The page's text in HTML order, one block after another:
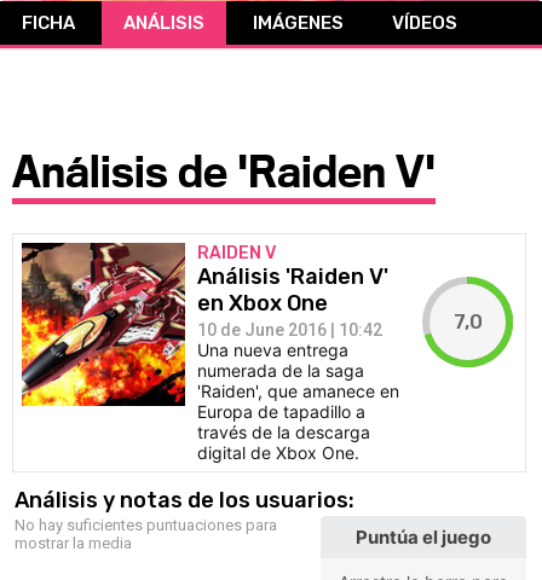
CÓMICS
FICHA ANÁLISIS IMÁGENES VÍDEOS
Análisis de 'Raiden V'
RAIDEN V
Análisis 'Raiden V'
en Xbox One
10 de June 2016 | 10:42
Una nueva entrega
numerada de la saga
'Raiden', que amanece en
Europa de tapadillo a
través de la descarga
digital de Xbox One.
7,0
Análisis y notas de los usuarios:
No hay suficientes puntuaciones para
mostrar la media
Puntúa el juego